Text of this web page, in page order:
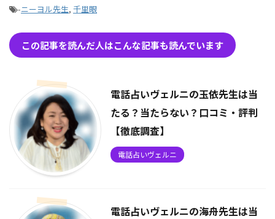
-ニーヨル先生, 千里眼
この記事を読んだ人はこんな記事も読んでいます
電話占いヴェルニの玉依先生は当
たる？当たらない？口コミ・評判
【徹底調査】
電話占いヴェルニ
電話占いヴェルニの海舟先生は当